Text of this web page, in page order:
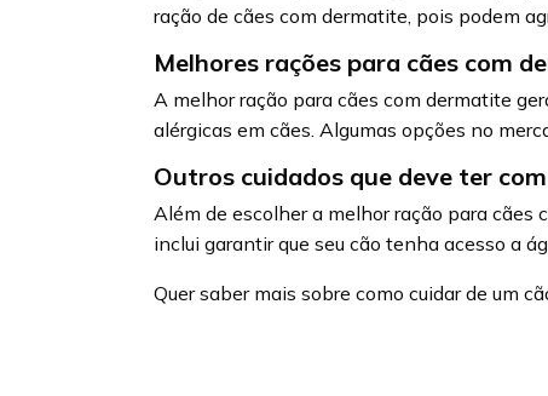
ração de cães com dermatite, pois podem
Melhores rações para cães com
A melhor ração para cães com dermatite
alérgicas em cães. Algumas opções no
Outros cuidados que deve ter
Além de escolher a melhor ração para cães
inclui garantir que seu cão tenha acesso a
Quer saber mais sobre como cuidar de um